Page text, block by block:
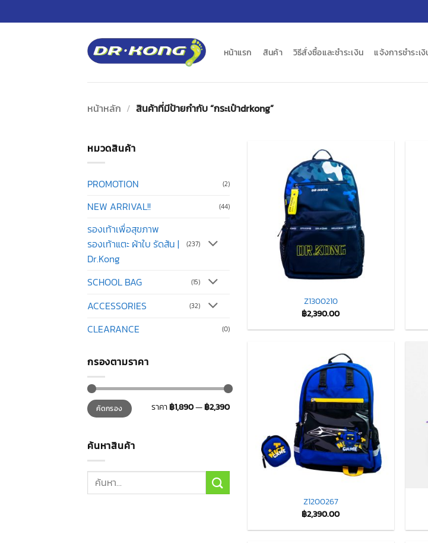
ไป
หน้าแรก สินค้า วิธีสั่งซื้อและชำระเงิน แจ้งการชำระเ
หน้าหลัก / สินค้าที่มีป้ายกำกับ “กระเป๋าdrkong”
หมวดสินค้า
PROMOTION (2)
NEW ARRIVAL!! (44)
รองเท้าเพื่อสุขภาพ
รองเท้าแตะ ผ้าใบ รัดส้น |
Dr.Kong
(237)
SCHOOL BAG (15)
ACCESSORIES (32)
CLEARANCE (0)
กรองตามราคา
ราคา
ต่ำ
สุด
ราคา
สูงสุดคัดกรอง ราคา฿1,890—฿2,390
ค้นหาสินค้า
ค้นหา:
Z1300210
฿2,390.00
Z1200267
฿2,390.00